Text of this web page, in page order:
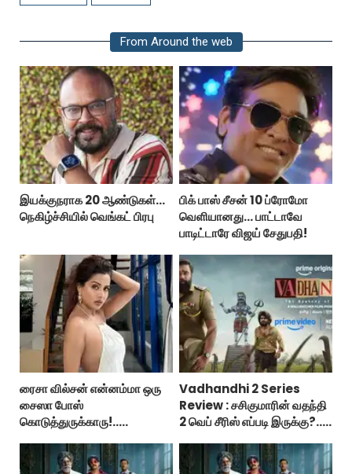
From Around the web
இயக்குநராக 20 ஆண்டுகள்...
நெகிழ்ச்சியில் வெங்கட் பிரபு
பிக் பாஸ் சீசன் 10 ப்ரோமோ
வெளியானது... பாட்டாவே
பாடிட்டாரே விஜய் சேதுபதி!
ரைசா வில்சன் என்னம்மா ஒரு
சைஸா போஸ்
கொடுத்துருக்காரு!..
Vadhandhi 2 Series
Review : சசிகுமாரின் வதந்தி
2 வெப் சீரிஸ் எப்படி இருக்கு?...